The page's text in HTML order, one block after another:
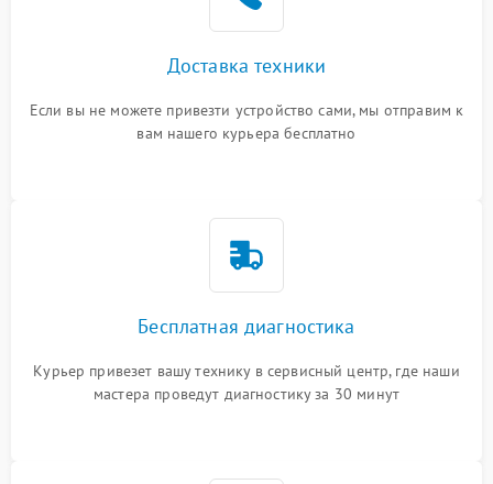
Доставка техники
Если вы не можете привезти устройство сами, мы отправим к
вам нашего курьера бесплатно
Бесплатная диагностика
Курьер привезет вашу технику в сервисный центр, где наши
мастера проведут диагностику за 30 минут